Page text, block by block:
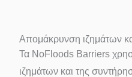
Απομάκρυνση ιζημάτων
Τα NoFloods Barriers
ιζημάτων και της